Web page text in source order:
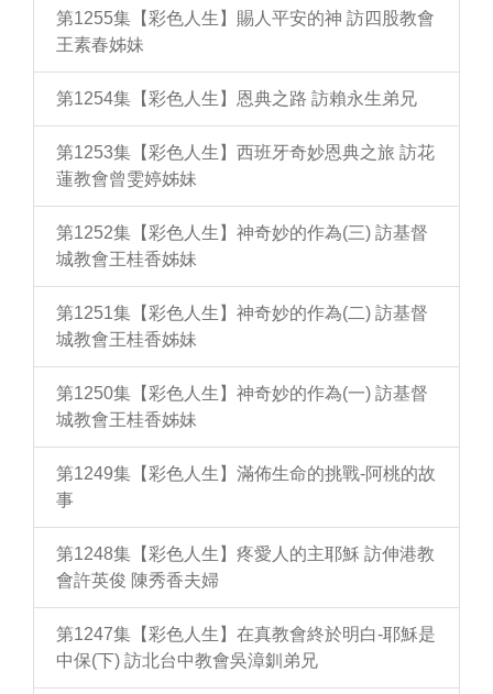
第1255集【彩色人生】賜人平安的神 訪四股教會
王素春姊妹
第1254集【彩色人生】恩典之路 訪賴永生弟兄
第1253集【彩色人生】西班牙奇妙恩典之旅 訪花
蓮教會曾雯婷姊妹
第1252集【彩色人生】神奇妙的作為(三) 訪基督
城教會王桂香姊妹
第1251集【彩色人生】神奇妙的作為(二) 訪基督
城教會王桂香姊妹
第1250集【彩色人生】神奇妙的作為(一) 訪基督
城教會王桂香姊妹
第1249集【彩色人生】滿佈生命的挑戰-阿桃的故
事
第1248集【彩色人生】疼愛人的主耶穌 訪伸港教
會許英俊 陳秀香夫婦
第1247集【彩色人生】在真教會終於明白-耶穌是
中保(下) 訪北台中教會吳漳釧弟兄